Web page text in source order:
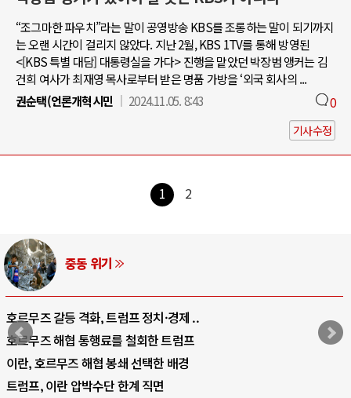
“조그마한 파우치”라는 말이 공영방송 KBS를 조롱하는 말이 되기까지
는 오랜 시간이 걸리지 않았다. 지난 2월, KBS 1TV를 통해 방영된
<[KBS 특별 대담] 대통령실을 가다> 진행을 맡았던 박장범 앵커는 김
건희 여사가 최재영 목사로부터 받은 명품 가방을 ‘외국 회사의 ...
권순택(언론개혁시민
2024.11.05. 8:43 0
기사수정
1 2
·경제 ..
트럼프
배경
중국 AI, 저가 공세로 글로벌
AI 국부펀드 구상 놓고 미국